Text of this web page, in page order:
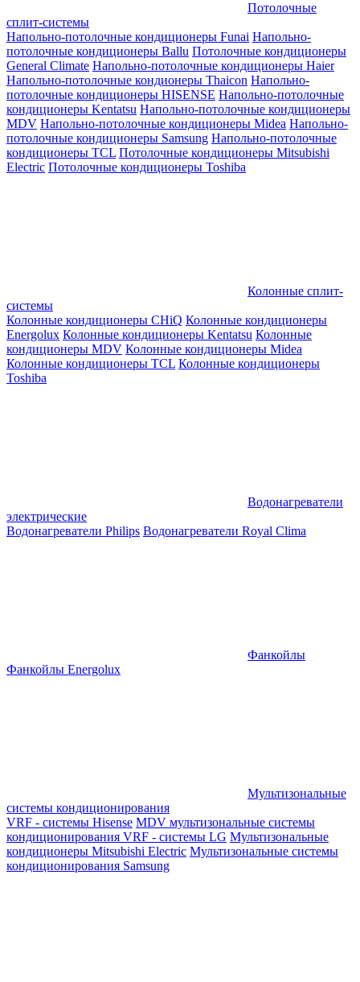
Потолочные
сплит-системы
Напольно-потолочные кондиционеры Funai Напольно-
потолочные кондиционеры Ballu Потолочные кондиционеры
General Climate Напольно-потолочные кондиционеры Haier
Напольно-потолочные кондионеры Thaicon Напольно-
потолочные кондиционеры HISENSE Напольно-потолочные
кондиционеры Kentatsu Напольно-потолочные кондиционеры
MDV Напольно-потолочные кондиционеры Midea Напольно-
потолочные кондиционеры Samsung Напольно-потолочные
кондиционеры TCL Потолочные кондиционеры Mitsubishi
Electric Потолочные кондиционеры Toshiba
Колонные сплит-
системы
Колонные кондиционеры CHiQ Колонные кондиционеры
Energolux Колонные кондиционеры Kentatsu Колонные
кондиционеры MDV Колонные кондиционеры Midea
Колонные кондиционеры TCL Колонные кондиционеры
Toshiba
Водонагреватели
электрические
Водонагреватели Philips Водонагреватели Royal Clima
Фанкойлы
Фанкойлы Energolux
Мультизональные
системы кондиционирования
VRF - системы Hisense MDV мультизональные системы
кондиционирования VRF - системы LG Мультизональные
кондиционеры Mitsubishi Electric Мультизональные системы
кондиционирования Samsung